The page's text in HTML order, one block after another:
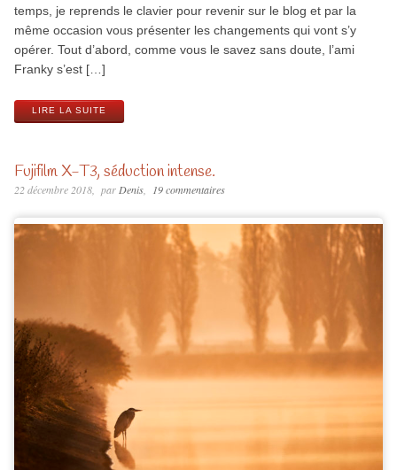
temps, je reprends le clavier pour revenir sur le blog et par la
même occasion vous présenter les changements qui vont s’y
opérer. Tout d’abord, comme vous le savez sans doute, l’ami
Franky s’est […]
LIRE LA SUITE
Fujifilm X-T3, séduction intense.
22 décembre 2018 par Denis 19 commentaires